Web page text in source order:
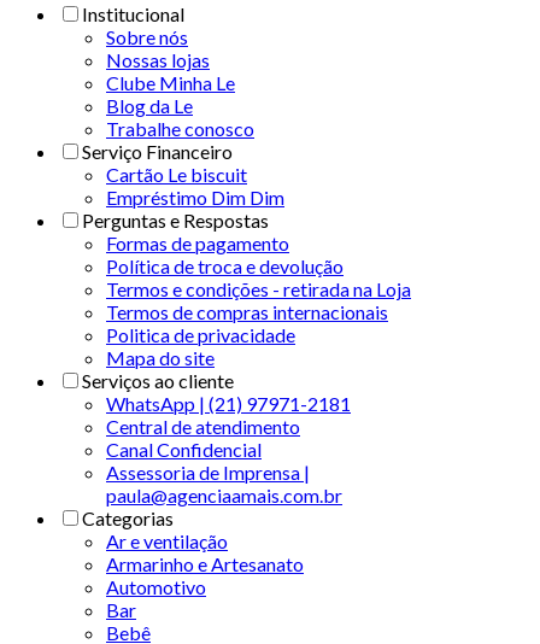
Institucional
Sobre nós
Nossas lojas
Clube Minha Le
Blog da Le
Trabalhe conosco
Serviço Financeiro
Cartão Le biscuit
Empréstimo Dim Dim
Perguntas e Respostas
Formas de pagamento
Política de troca e devolução
Termos e condições - retirada na Loja
Termos de compras internacionais
Politica de privacidade
Mapa do site
Serviços ao cliente
WhatsApp | (21) 97971-2181
Central de atendimento
Canal Confidencial
Assessoria de Imprensa |
paula@agenciaamais.com.br
Categorias
Ar e ventilação
Armarinho e Artesanato
Automotivo
Bar
Bebê